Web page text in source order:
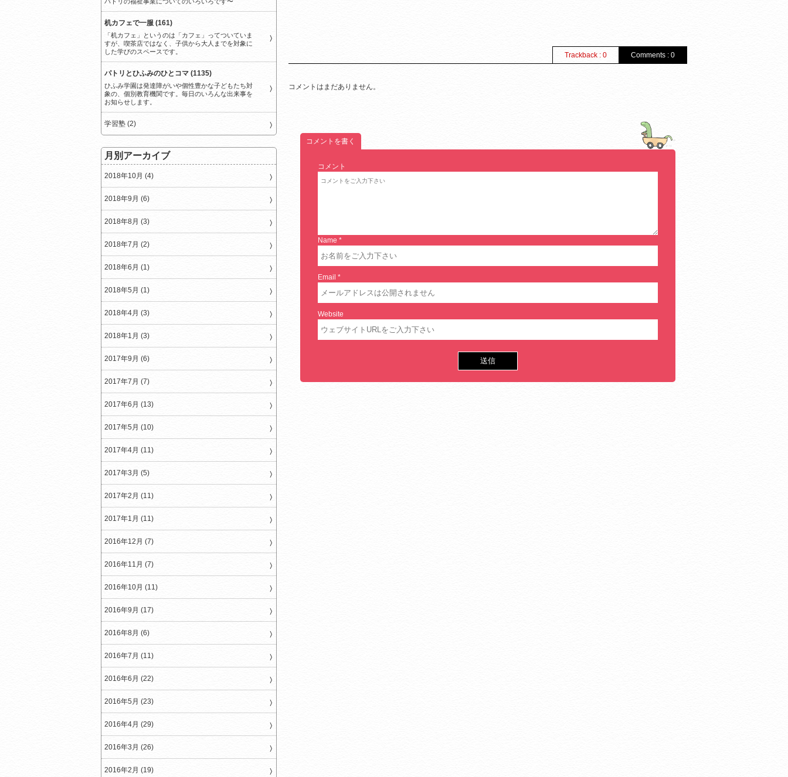
Comments : 0
Trackback : 0
コメントはまだありません。
コメントを書く
コメント
Name *
Email *
Website
机カフェで一服 (161)
「机カフェ」というのは「カフェ」ってついていま
すが、喫茶店ではなく、子供から大人までを対象に
した学びのスペースです。
パトリとひふみのひとコマ (1135)
ひふみ学園は発達障がいや個性豊かな子どもたち対
象の、個別教育機関です。毎日のいろんな出来事を
お知らせします。
学習塾 (2)
月別アーカイブ
2018年10月 (4)
2018年9月 (6)
2018年8月 (3)
2018年7月 (2)
2018年6月 (1)
2018年5月 (1)
2018年4月 (3)
2018年1月 (3)
2017年9月 (6)
2017年7月 (7)
2017年6月 (13)
2017年5月 (10)
2017年4月 (11)
2017年3月 (5)
2017年2月 (11)
2017年1月 (11)
2016年12月 (7)
2016年11月 (7)
2016年10月 (11)
2016年9月 (17)
2016年8月 (6)
2016年7月 (11)
2016年6月 (22)
2016年5月 (23)
2016年4月 (29)
2016年3月 (26)
2016年2月 (19)